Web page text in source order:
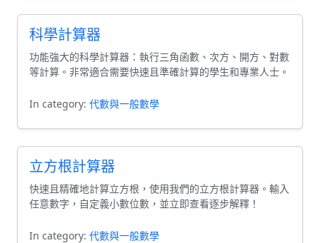
科學計算器
功能強大的科學計算器：執行三角函數、次方、開方、對數
等計算。非常適合需要快速且準確計算的學生和專業人士。
In category: 代數與一般數學
立方根計算器
快速且精確地計算立方根，使用我們的立方根計算器。輸入
任意數字，自定義小數位數，並立即查看逐步解釋！
In category: 代數與一般數學